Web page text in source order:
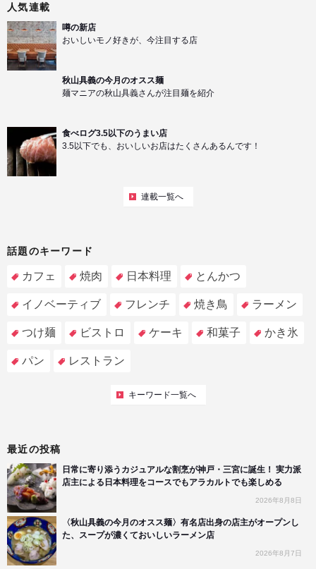
人気連載
噂の新店
おいしいモノ好きが、今注目する店
秋山具義の今月のオスス麺
麺マニアの秋山具義さんが注目麺を紹介
食べログ3.5以下のうまい店
3.5以下でも、おいしいお店はたくさんあるんです！
連載一覧へ
話題のキーワード
カフェ 焼肉 日本料理 とんかつ
イノベーティブ フレンチ 焼き鳥 ラーメン
つけ麺 ビストロ ケーキ 和菓子 かき氷
パン レストラン
キーワード一覧へ
最近の投稿
日常に寄り添うカジュアルな割烹が神戸・三宮に誕生！ 実力派
店主による日本料理をコースでもアラカルトでも楽しめる
2026年8月8日
〈秋山具義の今月のオスス麺〉有名店出身の店主がオープンし
た、スープが濃くておいしいラーメン店
2026年8月7日